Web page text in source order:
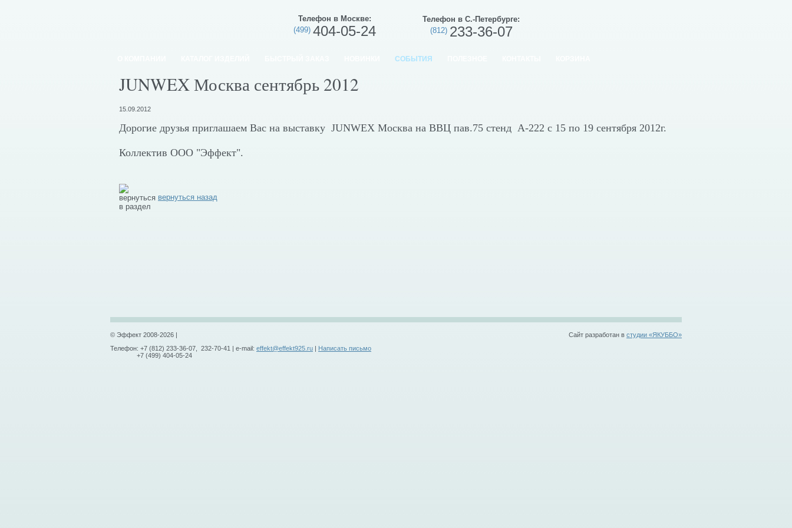
Телефон в Москве:
(499) 404-05-24
Телефон в С.-Петербурге:
(812) 233-36-07
СОБЫТИЯ
JUNWEX Москва сентябрь 2012
15.09.2012
Дорогие друзья приглашаем Вас на выставку JUNWEX Москва на ВВЦ пав.75 стенд А-222 с 15 по 19 сентября 2012г.
Коллектив ООО "Эффект".
вернуться назад
© Эффект 2008-2026 |
Телефон: +7 (812) 233-36-07, 232-70-41 | e-mail: effekt@effekt925.ru | Написать письмо
+7 (499) 404-05-24
Cайт разработан в студии «ЯКУББО»